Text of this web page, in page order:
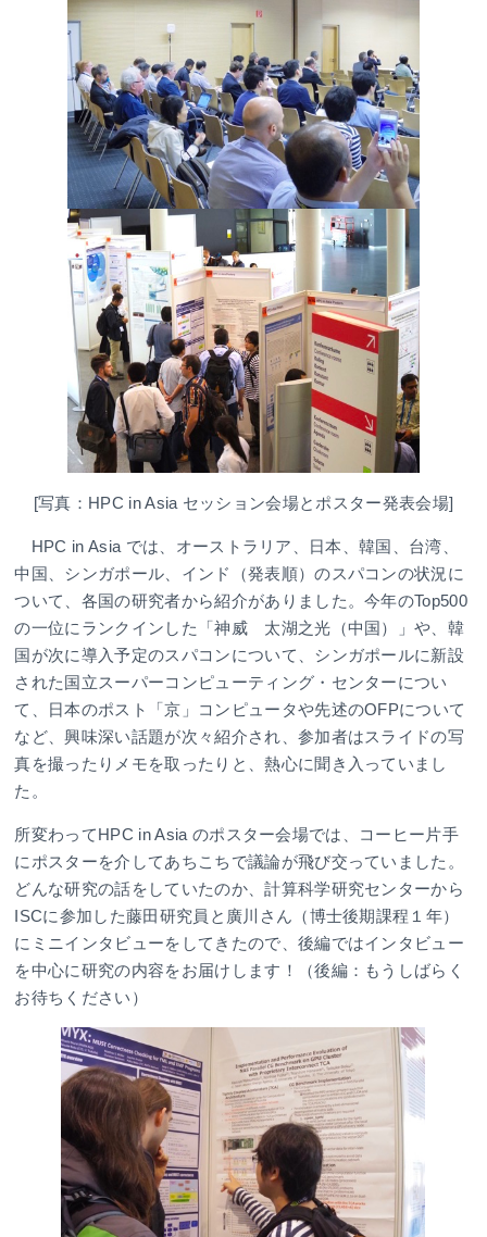
[写真：HPC in Asia セッション会場とポスター発表会場]
HPC in Asia では、オーストラリア、日本、韓国、台湾、
中国、シンガポール、インド（発表順）のスパコンの状況に
ついて、各国の研究者から紹介がありました。今年のTop500
の一位にランクインした「神威 太湖之光（中国）」や、韓
国が次に導入予定のスパコンについて、シンガポールに新設
された国立スーパーコンピューティング・センターについ
て、日本のポスト「京」コンピュータや先述のOFPについて
など、興味深い話題が次々紹介され、参加者はスライドの写
真を撮ったりメモを取ったりと、熱心に聞き入っていまし
た。
所変わってHPC in Asia のポスター会場では、コーヒー片手
にポスターを介してあちこちで議論が飛び交っていました。
どんな研究の話をしていたのか、計算科学研究センターから
ISCに参加した藤田研究員と廣川さん（博士後期課程１年）
にミニインタビューをしてきたので、後編ではインタビュー
を中心に研究の内容をお届けします！（後編：もうしばらく
お待ちください）